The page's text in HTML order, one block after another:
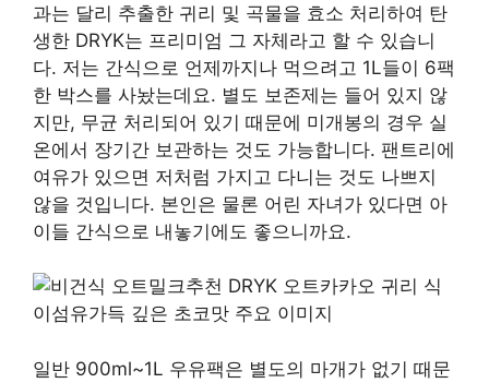
과는 달리 추출한 귀리 및 곡물을 효소 처리하여 탄
생한 DRYK는 프리미엄 그 자체라고 할 수 있습니
다. 저는 간식으로 언제까지나 먹으려고 1L들이 6팩
한 박스를 사놨는데요. 별도 보존제는 들어 있지 않
지만, 무균 처리되어 있기 때문에 미개봉의 경우 실
온에서 장기간 보관하는 것도 가능합니다. 팬트리에
여유가 있으면 저처럼 가지고 다니는 것도 나쁘지
않을 것입니다. 본인은 물론 어린 자녀가 있다면 아
이들 간식으로 내놓기에도 좋으니까요.
일반 900ml~1L 우유팩은 별도의 마개가 없기 때문